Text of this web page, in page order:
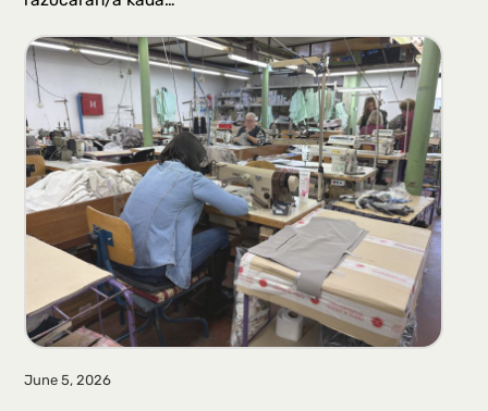
June 5, 2026